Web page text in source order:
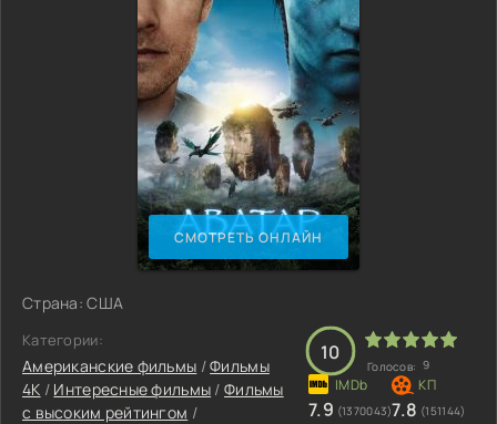
СМОТРЕТЬ ОНЛАЙН
Страна: США
Категории:
Американские фильмы /Фильмы
4K / Интересные фильмы /Фильмы
с высоким рейтингом /
10
Голосов: 9
7.9 (1370043)7.8 (151144)